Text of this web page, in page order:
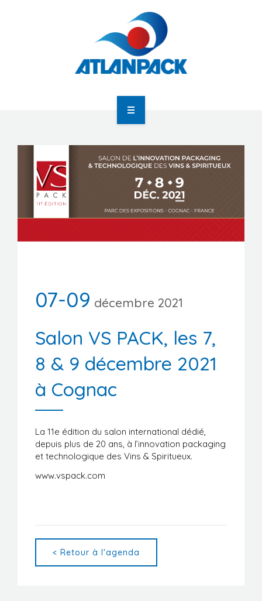
Agenda
Newsletter
Formations
07-09 décembre 2021
Salon VS PACK, les 7,
8 & 9 décembre 2021
à Cognac
La 11e édition du salon international dédié,
depuis plus de 20 ans, à l’innovation packaging
et technologique des Vins & Spiritueux.
www.vspack.com
< Retour à l'agenda